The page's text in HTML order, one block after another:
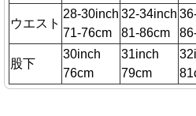
ウエスト
28-30inch
71-76cm
32-34inch
81-86cm
股下
30inch
76cm
31inch
79cm